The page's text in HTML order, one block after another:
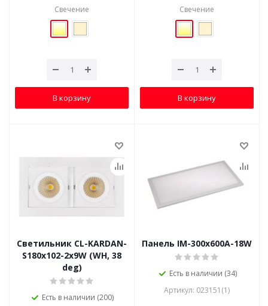
Свечение
В корзину
Свечение
В корзину
Светильник CL-KARDAN-
S180x102-2x9W (WH, 38
deg)
Есть в наличии (200)
Панель IM-300x600A-18W
Есть в наличии (34)
Артикул: 023151(1)